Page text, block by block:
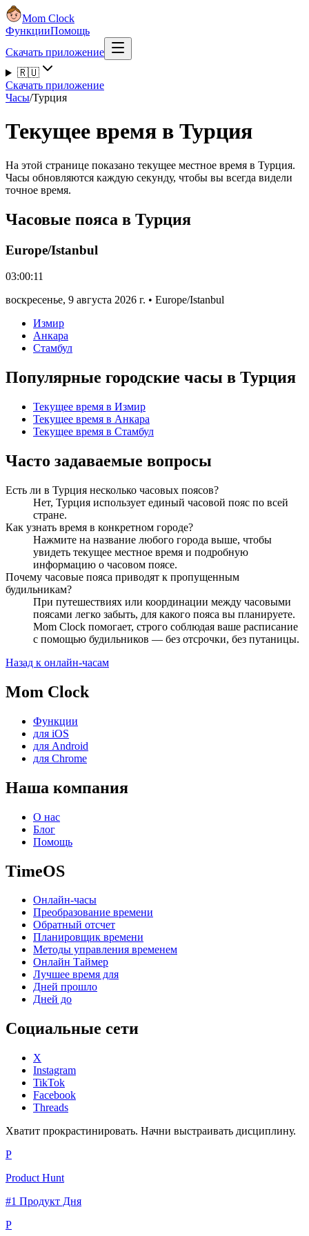
Mom Clock
ФункцииПомощь
Скачать приложение
🇷🇺
Скачать приложение
Часы/Турция
Текущее время в Турция
На этой странице показано текущее местное время в Турция.
Часы обновляются каждую секунду, чтобы вы всегда видели
точное время.
Часовые пояса в Турция
Europe/Istanbul
03:00:11
воскресенье, 9 августа 2026 г. • Europe/Istanbul
Измир
Анкара
Стамбул
Популярные городские часы в Турция
Текущее время в Измир
Текущее время в Анкара
Текущее время в Стамбул
Часто задаваемые вопросы
Есть ли в Турция несколько часовых поясов?
Нет, Турция использует единый часовой пояс по всей
стране.
Как узнать время в конкретном городе?
Нажмите на название любого города выше, чтобы
увидеть текущее местное время и подробную
информацию о часовом поясе.
Почему часовые пояса приводят к пропущенным
будильникам?
При путешествиях или координации между часовыми
поясами легко забыть, для какого пояса вы планируете.
Mom Clock помогает, строго соблюдая ваше расписание
с помощью будильников — без отсрочки, без путаницы.
Назад к онлайн-часам
Mom Clock
Функции
для iOS
для Android
для Chrome
Наша компания
О нас
Блог
Помощь
TimeOS
Онлайн-часы
Преобразование времени
Обратный отсчет
Планировщик времени
Методы управления временем
Онлайн Таймер
Лучшее время для
Дней прошло
Дней до
Социальные сети
X
Instagram
TikTok
Facebook
Threads
Хватит прокрастинировать. Начни выстраивать дисциплину.
P
Product Hunt
#1 Продукт Дня
P